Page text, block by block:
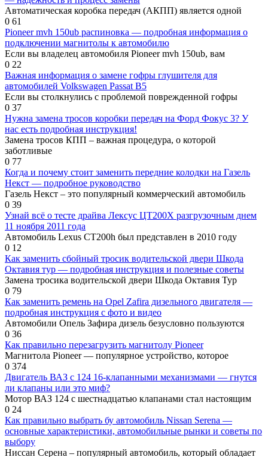
Автоматическая коробка передач (АКПП) является одной
0 61
Pioneer mvh 150ub распиновка — подробная информация о
подключении магнитолы к автомобилю
Если вы владелец автомобиля Pioneer mvh 150ub, вам
0 22
Важная информация о замене гофры глушителя для
автомобилей Volkswagen Passat B5
Если вы столкнулись с проблемой поврежденной гофры
0 37
Нужна замена тросов коробки передач на Форд Фокус 3? У
нас есть подробная инструкция!
Замена тросов КПП – важная процедура, о которой
заботливые
0 77
Когда и почему стоит заменить передние колодки на Газель
Некст — подробное руководство
Газель Некст – это популярный коммерческий автомобиль
0 39
Узнай всё о тесте драйва Лексус ЦТ200Х разгрузочным днем
11 ноября 2011 года
Автомобиль Lexus CT200h был представлен в 2010 году
0 12
Как заменить сбойный тросик водительской двери Шкода
Октавия тур — подробная инструкция и полезные советы
Замена тросика водительской двери Шкода Октавия Тур
0 79
Как заменить ремень на Opel Zafira дизельного двигателя —
подробная инструкция с фото и видео
Автомобили Опель Зафира дизель безусловно пользуются
0 36
Как правильно перезагрузить магнитолу Pioneer
Магнитола Pioneer — популярное устройство, которое
0 374
Двигатель ВАЗ с 124 16-клапанными механизмами — гнутся
ли клапаны или это миф?
Мотор ВАЗ 124 с шестнадцатью клапанами стал настоящим
0 24
Как правильно выбрать бу автомобиль Nissan Serena —
основные характеристики, автомобильные рынки и советы по
выбору
Ниссан Серена – популярный автомобиль, который обладает